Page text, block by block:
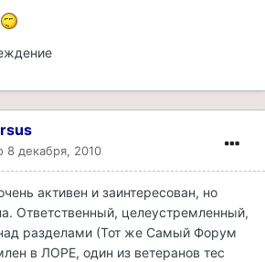
8 декабря, 2010
активен и заинтересован, но
Ответственный, целеустремленный,
разделами (Тот же Самый Форум
в ЛОРЕ, один из ветеранов тес